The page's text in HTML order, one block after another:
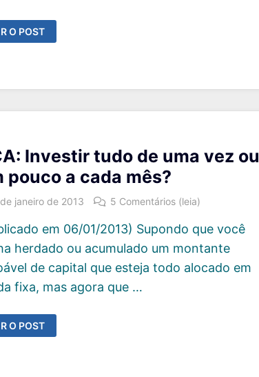
O POST
Investir tudo de uma vez ou
pouco a cada mês?
janeiro de 2013 5 Comentários (leia)
em 06/01/2013) Supondo que você
herdado ou acumulado um montante
de capital que esteja todo alocado em
fixa, mas agora que …
O POST